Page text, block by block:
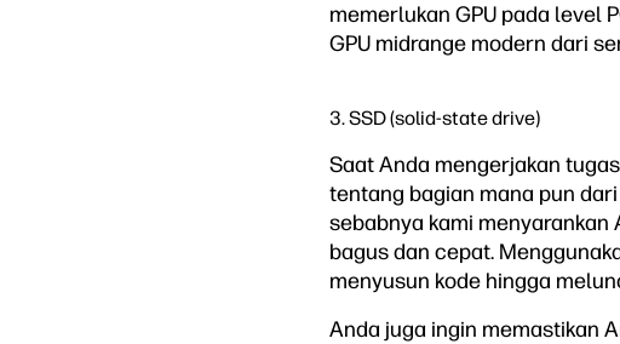
memerlukan GPU pada level
GPU midrange modern dari
3. SSD (solid-state drive)
Saat Anda mengerjakan
tentang bagian mana pun
sebabnya kami
bagus dan cepat.
menyusun kode hingga
Anda juga ingin memastikan